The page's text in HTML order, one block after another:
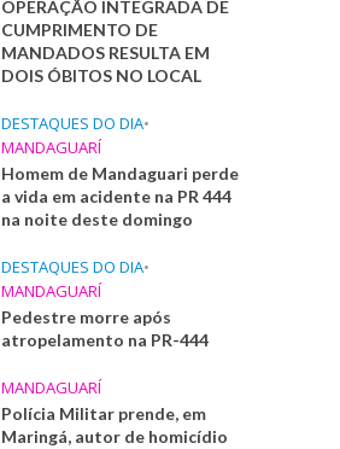
OPERAÇÃO INTEGRADA DE
CUMPRIMENTO DE
MANDADOS RESULTA EM
DOIS ÓBITOS NO LOCAL
DESTAQUES DO DIA•
MANDAGUARÍ
Homem de Mandaguari perde
a vida em acidente na PR 444
na noite deste domingo
DESTAQUES DO DIA•
MANDAGUARÍ
Pedestre morre após
atropelamento na PR-444
MANDAGUARÍ
Polícia Militar prende, em
Maringá, autor de homicídio